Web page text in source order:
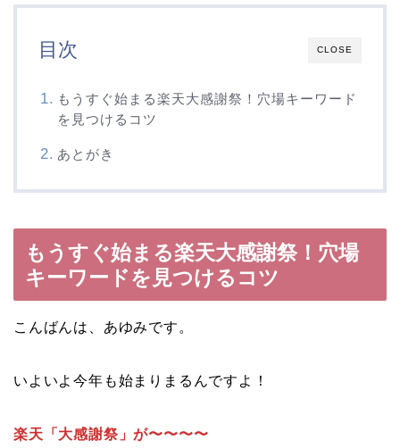
CLOSE
目次
もうすぐ始まる楽天大感謝祭！穴場キーワード
を見つけるコツ
あとがき
もうすぐ始まる楽天大感謝祭！穴場
キーワードを見つけるコツ
こんばんは、あゆみです。
いよいよ今年も始まりまるんですよ！
楽天「大感謝祭」が〜〜〜〜